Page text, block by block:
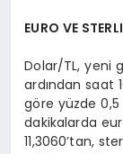
EURO VE
Dolar/TL, yeni
ardından saat
göre yüzde 0,5
dakikalarda
11,3060’tan,